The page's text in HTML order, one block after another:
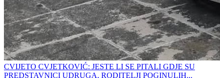
CVIJETO CVJETKOVIĆ: JESTE LI SE PITALI GDJE SU
PREDSTAVNICI UDRUGA, RODITELJI POGINULIH...